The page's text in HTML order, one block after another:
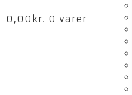
0,00 kr. 0 varer